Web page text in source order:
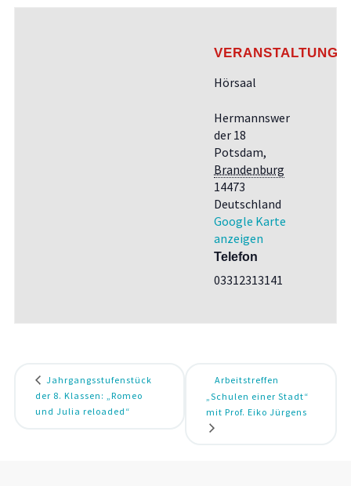
Hörsaal
Hermannswer
der 18
Potsdam,
Brandenburg
14473
Deutschland
Google Karte
anzeigen
Telefon
03312313141
Jahrgangsstufenstück
der 8. Klassen: „Romeo
und Julia reloaded“
Arbeitstreffen
„Schulen einer Stadt“
mit Prof. Eiko Jürgens